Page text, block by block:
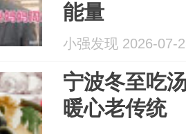
能量
小强发现 2026-07-
宁波冬至吃
暖心老传统